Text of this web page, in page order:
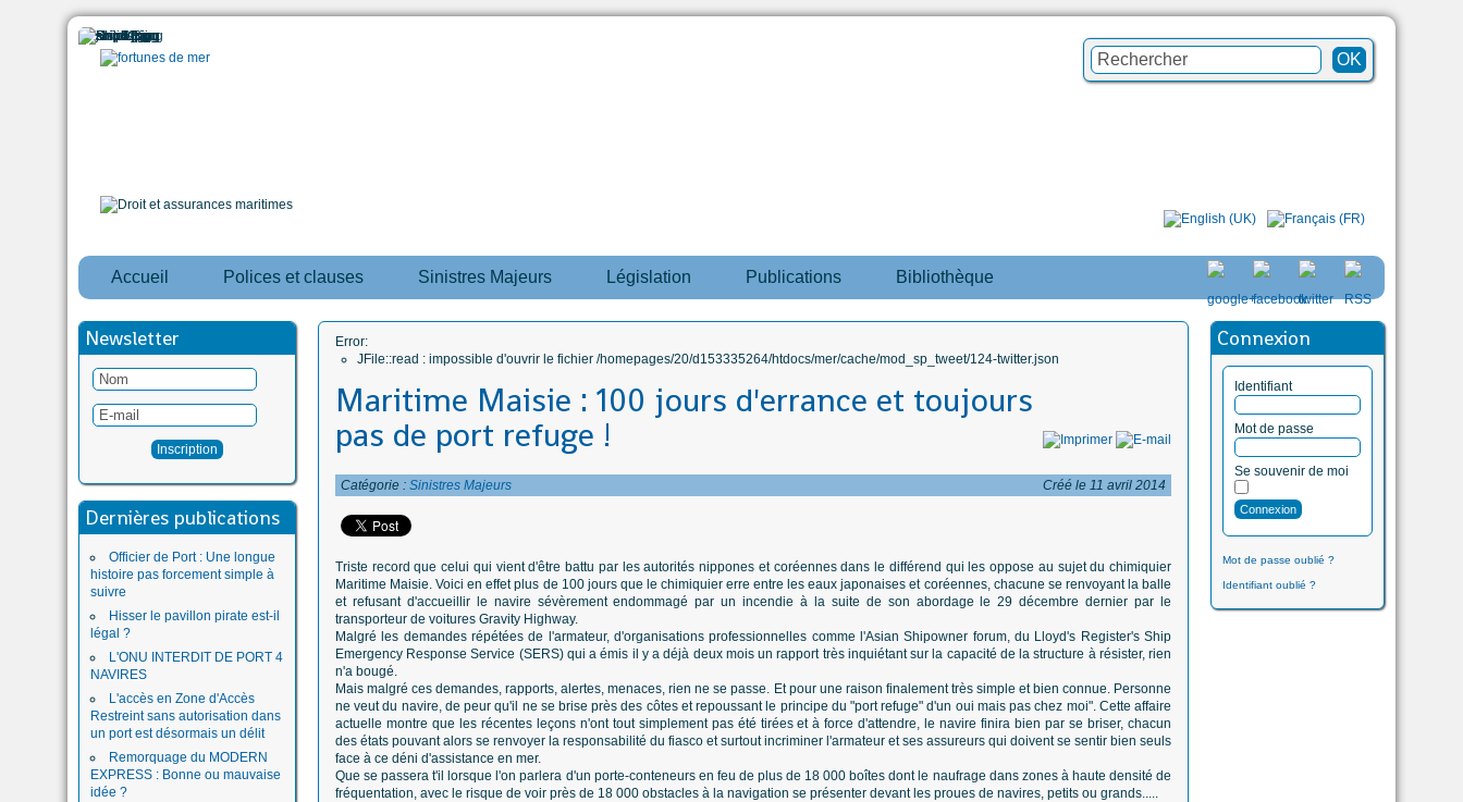
Accueil Polices et clauses Sinistres Majeurs Législation Publications Bibliothèque
Newsletter
Dernières publications
Officier de Port : Une longue
histoire pas forcement simple à
suivre
Hisser le pavillon pirate est-il
légal ?
L'ONU INTERDIT DE PORT 4
NAVIRES
L'accès en Zone d'Accès
Restreint sans autorisation dans
un port est désormais un délit
Remorquage du MODERN
EXPRESS : Bonne ou mauvaise
idée ?
Connexion
Identifiant
Mot de passe
Se souvenir de moi
Mot de passe oublié ?
Identifiant oublié ?
Error:
JFile::read : impossible d'ouvrir le fichier /homepages/20/d153335264/htdocs/mer/cache/mod_sp_tweet/124-twitter.json
Maritime Maisie : 100 jours d'errance et toujours
pas de port refuge !
Catégorie : Sinistres Majeurs Créé le 11 avril 2014
Triste record que celui qui vient d'être battu par les autorités nippones et coréennes dans le différend qui les oppose au sujet du chimiquier
Maritime Maisie. Voici en effet plus de 100 jours que le chimiquier erre entre les eaux japonaises et coréennes, chacune se renvoyant la balle
et refusant d'accueillir le navire sévèrement endommagé par un incendie à la suite de son abordage le 29 décembre dernier par le
transporteur de voitures Gravity Highway.
Malgré les demandes répétées de l'armateur, d'organisations professionnelles comme l'Asian Shipowner forum, du Lloyd's Register's Ship
Emergency Response Service (SERS) qui a émis il y a déjà deux mois un rapport très inquiétant sur la capacité de la structure à résister, rien
n'a bougé.
Mais malgré ces demandes, rapports, alertes, menaces, rien ne se passe. Et pour une raison finalement très simple et bien connue. Personne
ne veut du navire, de peur qu'il ne se brise près des côtes et repoussant le principe du "port refuge" d'un oui mais pas chez moi". Cette affaire
actuelle montre que les récentes leçons n'ont tout simplement pas été tirées et à force d'attendre, le navire finira bien par se briser, chacun
des états pouvant alors se renvoyer la responsabilité du fiasco et surtout incriminer l'armateur et ses assureurs qui doivent se sentir bien seuls
face à ce déni d'assistance en mer.
Que se passera t'il lorsque l'on parlera d'un porte-conteneurs en feu de plus de 18 000 boîtes dont le naufrage dans zones à haute densité de
fréquentation, avec le risque de voir près de 18 000 obstacles à la navigation se présenter devant les proues de navires, petits ou grands.....